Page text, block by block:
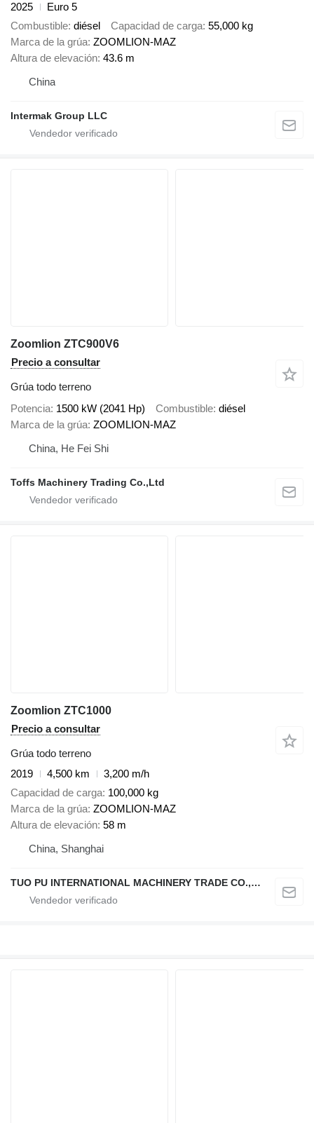
2025
Euro 5
Combustible diésel Capacidad de carga 55,000 kg
Marca de la grúa ZOOMLION-MAZ
Altura de elevación 43.6 m
China
Intermak Group LLC
Zoomlion ZTC900V6
Precio a consultar
Grúa todo terreno
Potencia 1500 kW (2041 Hp) Combustible diésel
Marca de la grúa ZOOMLION-MAZ
China, He Fei Shi
Toffs Machinery Trading Co.,Ltd
Zoomlion ZTC1000
Precio a consultar
Grúa todo terreno
2019
4,500 km
3,200 m/h
Capacidad de carga 100,000 kg
Marca de la grúa ZOOMLION-MAZ
Altura de elevación 58 m
China, Shanghai
TUO PU INTERNATIONAL MACHINERY TRADE CO., LTD